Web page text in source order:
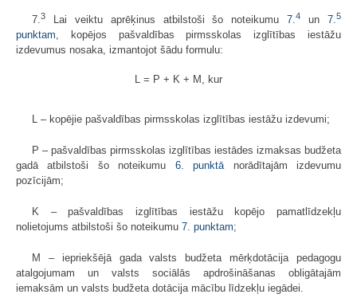
7.3 Lai veiktu aprēķinus atbilstoši šo noteikumu7.4 un7.5
punktam, kopējos pašvaldības pirmsskolas izglītības iestāžu
izdevumus nosaka, izmantojot šādu formulu:
L = P + K + M, kur
L – kopējie pašvaldības pirmsskolas izglītības iestāžu izdevumi;
P – pašvaldības pirmsskolas izglītības iestādes izmaksas budžeta
gadā atbilstoši šo noteikumu 6. punktānorādītajām izdevumu
pozīcijām;
K – pašvaldības izglītības iestāžu kopējo pamatlīdzekļu
nolietojums atbilstoši šo noteikumu 7. punktam;
M – iepriekšējā gada valsts budžeta mērķdotācija pedagogu
atalgojumam un valsts sociālās apdrošināšanas obligātajām
iemaksām un valsts budžeta dotācija mācību līdzekļu iegādei.